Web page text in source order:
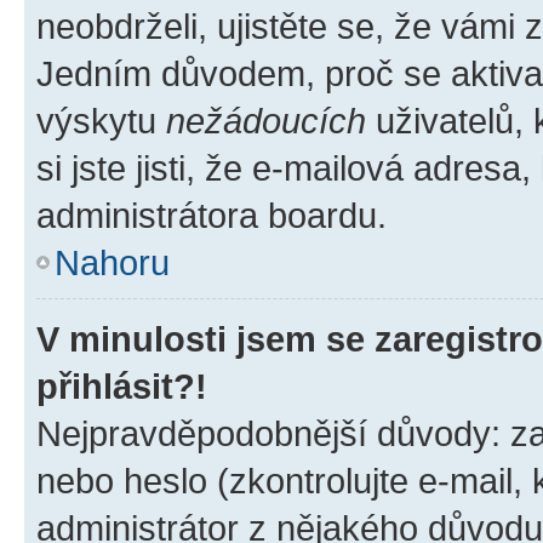
neobdrželi, ujistěte se, že vámi
Jedním důvodem, proč se
výskytu nežádoucích uživatelů,
si jste jisti, že e-mailová
administrátora boardu.
Nahoru
V minulosti jsem se
přihlásit?!
Nejpravděpodobnější důvody:
nebo heslo (zkontrolujte e-
administrátor z nějakého